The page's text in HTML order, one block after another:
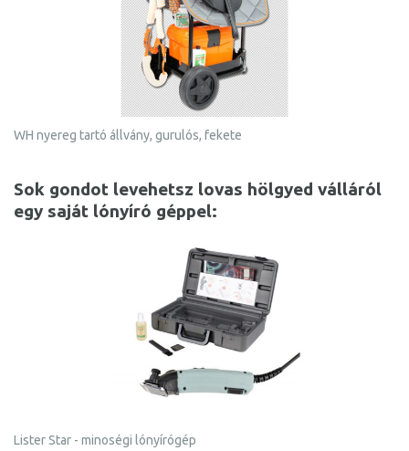
WH nyereg tartó állvány, gurulós, fekete
Sok gondot levehetsz lovas hölgyed válláról
egy saját lónyíró géppel:
Lister Star - minoségi lónyírógép